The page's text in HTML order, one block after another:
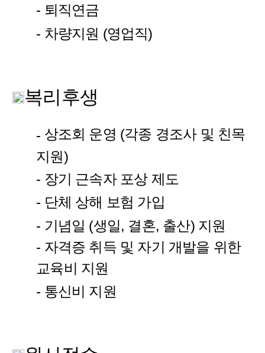
- 퇴직연금
- 차량지원 (영업직)
복리후생
- 상조회 운영 (각종 경조사 및 친목
지원)
- 장기 근속자 포상 제도
- 단체 상해 보험 가입
- 기념일 (생일, 결혼, 출산) 지원
- 자격증 취득 및 자기 개발을 위한
교육비 지원
- 통신비 지원